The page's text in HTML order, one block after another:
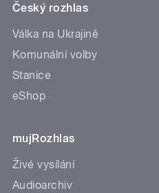
Český rozhlas
Válka na Ukrajině
Komunální volby
Stanice
eShop
mujRozhlas
Živé vysílání
Audioarchiv